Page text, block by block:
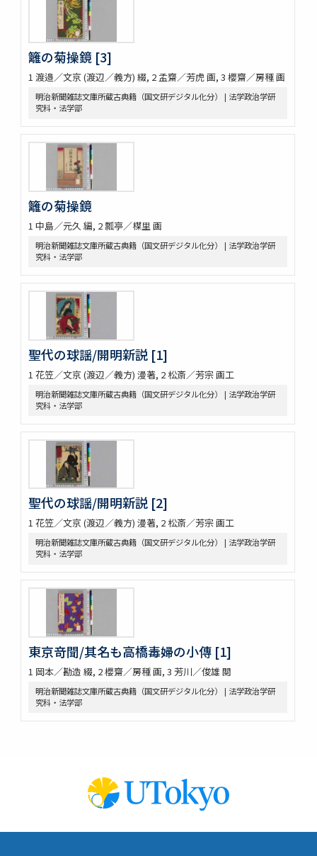
籬の菊操鏡 [3]
1 渡邉／文京 (渡辺／義方) 綴, 2 孟齋／芳虎 画, 3 櫻齋／房種 画
明治新聞雑誌文庫所蔵古典籍（国文研デジタル化分） | 法学政治学研
究科・法学部
籬の菊操鏡
1 中島／元久 編, 2 瓢亭／楳里 画
明治新聞雑誌文庫所蔵古典籍（国文研デジタル化分） | 法学政治学研
究科・法学部
聖代の球謡/開明新説 [1]
1 花笠／文京 (渡辺／義方) 漫著, 2 松斎／芳宗 画工
明治新聞雑誌文庫所蔵古典籍（国文研デジタル化分） | 法学政治学研
究科・法学部
聖代の球謡/開明新説 [2]
1 花笠／文京 (渡辺／義方) 漫著, 2 松斎／芳宗 画工
明治新聞雑誌文庫所蔵古典籍（国文研デジタル化分） | 法学政治学研
究科・法学部
東京竒聞/其名も高橋毒婦の小傳 [1]
1 岡本／勘造 綴, 2 櫻齋／房種 画, 3 芳川／俊雄 閲
明治新聞雑誌文庫所蔵古典籍（国文研デジタル化分） | 法学政治学研
究科・法学部